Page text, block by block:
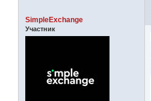
SimpleExchange
Участник